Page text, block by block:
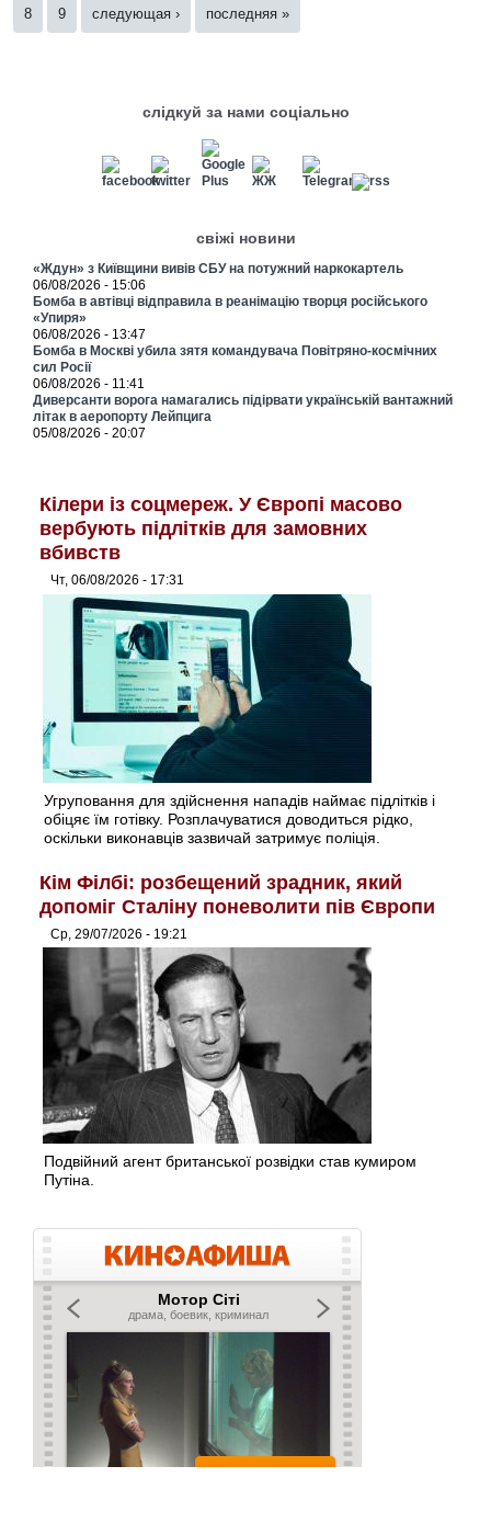
8 9 следующая › последняя »
слідкуй за нами соціально
свіжі новини
«Ждун» з Київщини вивів СБУ на потужний наркокартель
06/08/2026 - 15:06
Бомба в автівці відправила в реанімацію творця російського
«Упиря»
06/08/2026 - 13:47
Бомба в Москві убила зятя командувача Повітряно-космічних
сил Росії
06/08/2026 - 11:41
Диверсанти ворога намагались підірвати українській вантажний
літак в аеропорту Лейпцига
05/08/2026 - 20:07
Кілери із соцмереж. У Європі масово
вербують підлітків для замовних
вбивств
Чт, 06/08/2026 - 17:31
Угруповання для здійснення нападів наймає підлітків і
обіцяє їм готівку. Розплачуватися доводиться рідко,
оскільки виконавців зазвичай затримує поліція.
Кім Філбі: розбещений зрадник, який
допоміг Сталіну поневолити пів Європи
Ср, 29/07/2026 - 19:21
Подвійний агент британської розвідки став кумиром
Путіна.